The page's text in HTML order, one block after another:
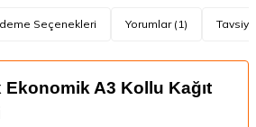
Seçenekleri Yorumlar (1)
A3 Kollu Kağıt